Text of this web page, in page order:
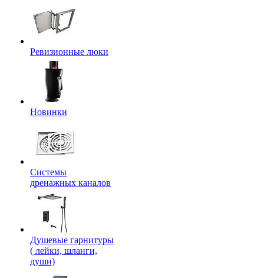
Ревизионные люки
Новинки
Системы
дренажных каналов
Душевые гарнитуры
( лейки, шланги,
души)